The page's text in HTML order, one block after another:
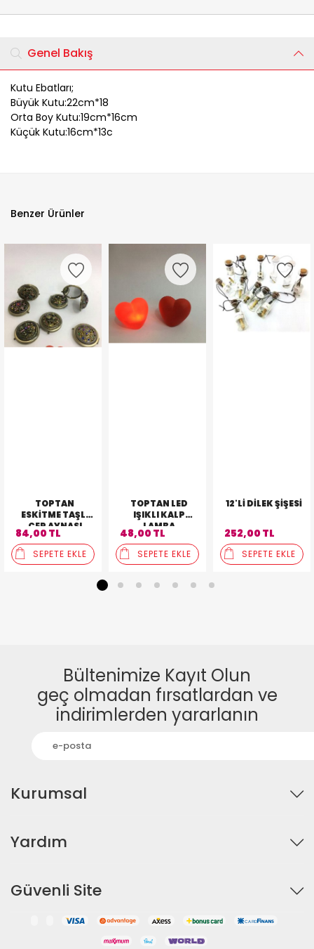
Genel Bakış
Kutu Ebatları;
Büyük Kutu:22cm*18
Orta Boy Kutu:19cm*16cm
Küçük Kutu:16cm*13c
Benzer Ürünler
TOPTAN
ESKITME TAŞLI
CEP AYNASI
84,00 TL
SEPETE EKLE
TOPTAN LED
IŞIKLI KALP
LAMBA
48,00 TL
SEPETE EKLE
12'LI DILEK ŞIŞESI
252,00 TL
SEPETE EKLE
2 3 4 5 6 7
Bültenimize Kayıt Olun
geç olmadan fırsatlardan ve
indirimlerden yararlanın
Kurumsal
Yardım
Güvenli Site